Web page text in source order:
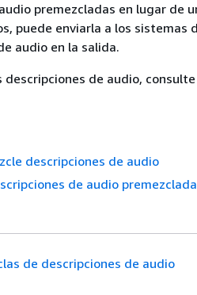
premezcladas en lugar de
puede enviarla a los sistemas
audio en la salida.
de audio, consulte
descripciones de audio
de audio
de descripciones de audio